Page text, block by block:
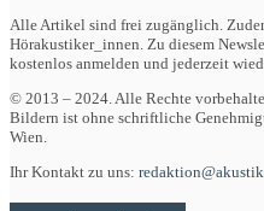
Alle Artikel sind frei zugänglich.
Hörakustiker_innen. Zu diesem
kostenlos anmelden und jederzeit
© 2013 – 2024. Alle Rechte
Bildern ist ohne schriftliche
Wien.
Ihr Kontakt zu uns: